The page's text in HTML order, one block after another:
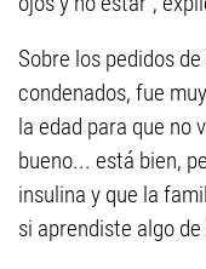
Sobre los pedidos
condenados, fue
la edad para que no
bueno... está bien,
insulina y que la
si aprendiste algo